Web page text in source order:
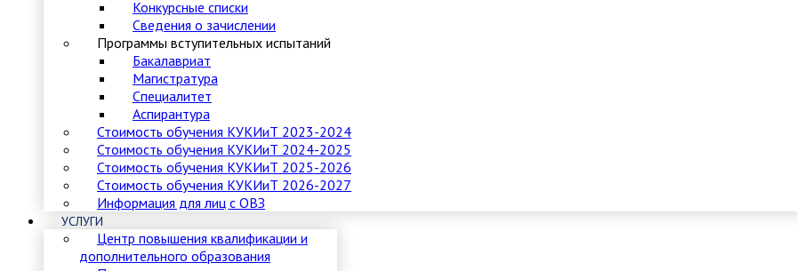
Конкурсные списки
Сведения о зачислении
Программы вступительных испытаний
Бакалавриат
Магистратура
Специалитет
Аспирантура
Стоимость обучения КУКИиТ 2023-2024
Стоимость обучения КУКИиТ 2024-2025
Стоимость обучения КУКИиТ 2025-2026
Стоимость обучения КУКИиТ 2026-2027
Информация для лиц с ОВЗ
УСЛУГИ
Центр повышения квалификации и
дополнительного образования